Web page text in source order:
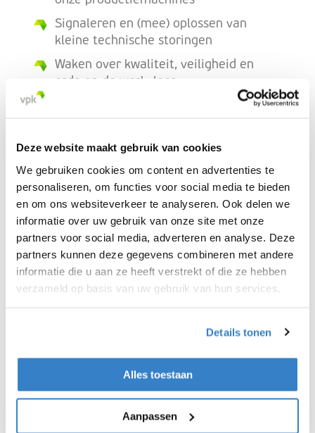
Deze website maakt gebruik van cookies
We gebruiken cookies om content en advertenties te
personaliseren, om functies voor social media te bieden
en om ons websiteverkeer te analyseren. Ook delen we
informatie over uw gebruik van onze site met onze
partners voor social media, adverteren en analyse. Deze
partners kunnen deze gegevens combineren met andere
informatie die u aan ze heeft verstrekt of die ze hebben
verzameld op basis van uw gebruik van hun services.
Details tonen
Alles toestaan
Aanpassen
Signaleren en (mee) oplossen van
kleine technische storingen
Waken over kwaliteit, veiligheid en
orde op de werkvloer
Actief samenwerken met collega’s en
Meedenken over verbeteringen in het
proces
Je kan werken in een
2- of 3-
ploegensysteem
, of kiezen voor een
nachtploeg
Herken jij jezelf?
zijn voor ons minstens even belangrijk.
Je hebt een sterke interesse in
techniek en productie
Je werkt nauwkeurig en hebt oog voor
kwaliteit